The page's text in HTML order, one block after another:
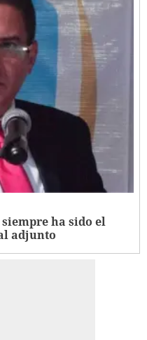
ha sido el
adjunto